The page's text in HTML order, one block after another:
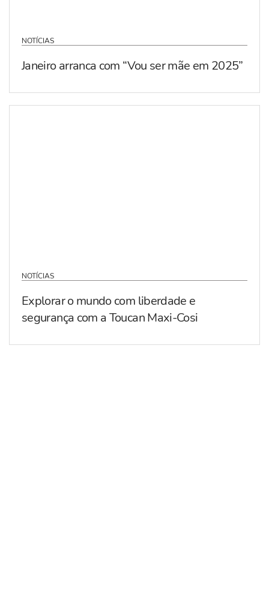
NOTÍCIAS
Janeiro arranca com “Vou ser mãe em 2025”
NOTÍCIAS
Explorar o mundo com liberdade e
segurança com a Toucan Maxi-Cosi